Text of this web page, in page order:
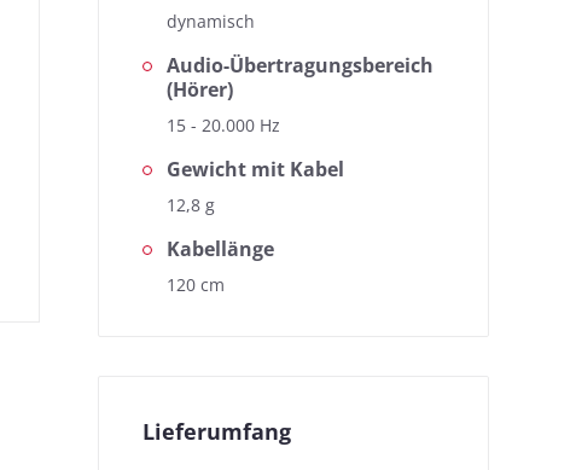
dynamisch
Audio-Übertragungsbereich
(Hörer)
15 - 20.000 Hz
Gewicht mit Kabel
12,8 g
Kabellänge
120 cm
Lieferumfang